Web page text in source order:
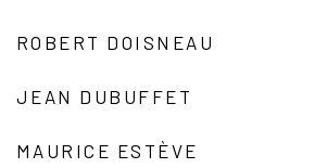
ROBERT DOISNEAU
JEAN DUBUFFET
MAURICE ESTÈVE